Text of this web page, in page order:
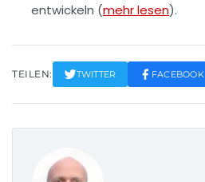
entwickeln (mehr lesen).
TEILEN: TWITTER FACEBOOK